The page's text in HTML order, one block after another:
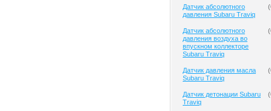
Датчик абсолютного
давления Subaru Traviq
(
Датчик абсолютного
давления воздуха во
впускном коллекторе
Subaru Traviq
(
Датчик давления масла
Subaru Traviq
(
Датчик детонации Subaru
Traviq
(